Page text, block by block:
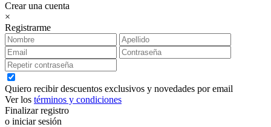
Crear una cuenta
×
Registrarme
Quiero recibir descuentos exclusivos y novedades por email
Ver los términos y condiciones
Finalizar registro
o iniciar sesión